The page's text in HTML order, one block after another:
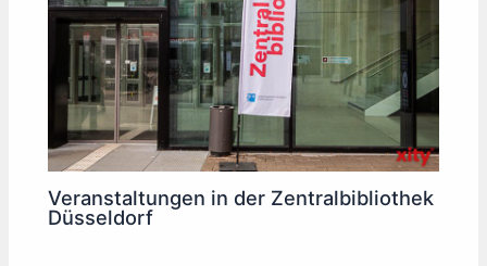
Veranstaltungen in der Zentralbibliothek
Düsseldorf